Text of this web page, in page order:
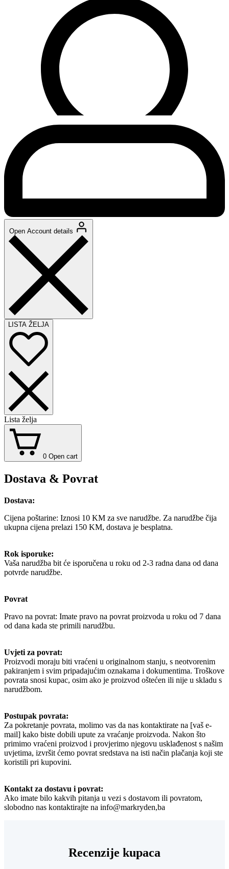
Open Account details
LISTA ŽELJA
Lista želja
0 Open cart
Dostava & Povrat
Dostava:
Cijena poštarine: Iznosi 10 KM za sve narudžbe. Za narudžbe čija
ukupna cijena prelazi 150 KM, dostava je besplatna.
Rok isporuke:
Vaša narudžba bit će isporučena u roku od 2-3 radna dana od dana
potvrde narudžbe.
Povrat
Pravo na povrat: Imate pravo na povrat proizvoda u roku od 7 dana
od dana kada ste primili narudžbu.
Uvjeti za povrat:
Proizvodi moraju biti vraćeni u originalnom stanju, s neotvorenim
pakiranjem i svim pripadajućim oznakama i dokumentima. Troškove
povrata snosi kupac, osim ako je proizvod oštećen ili nije u skladu s
narudžbom.
Postupak povrata:
Za pokretanje povrata, molimo vas da nas kontaktirate na [vaš e-
mail] kako biste dobili upute za vraćanje proizvoda. Nakon što
primimo vraćeni proizvod i provjerimo njegovu usklađenost s našim
uvjetima, izvršit ćemo povrat sredstava na isti način plačanja koji ste
koristili pri kupovini.
Kontakt za dostavu i povrat:
Ako imate bilo kakvih pitanja u vezi s dostavom ili povratom,
slobodno nas kontaktirajte na info@markryden,ba
Recenzije kupaca